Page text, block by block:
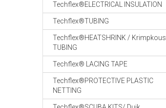
Techflex®ELECTRICAL INSULATION
Techflex®TUBING
Techflex®HEATSHRINK / Krimpkous
TUBING
Techflex® LACING TAPE
Techflex®PROTECTIVE PLASTIC
NETTING